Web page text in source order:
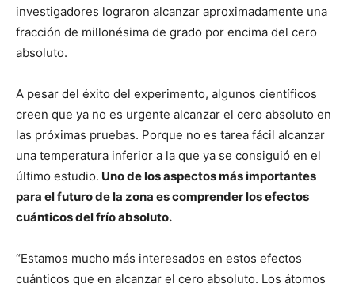
investigadores lograron alcanzar aproximadamente una
fracción de millonésima de grado por encima del cero
absoluto.
A pesar del éxito del experimento, algunos científicos
creen que ya no es urgente alcanzar el cero absoluto en
las próximas pruebas. Porque no es tarea fácil alcanzar
una temperatura inferior a la que ya se consiguió en el
último estudio. Uno de los aspectos más importantes
para el futuro de la zona es comprender los efectos
cuánticos del frío absoluto.
“Estamos mucho más interesados ​​en estos efectos
cuánticos que en alcanzar el cero absoluto. Los átomos